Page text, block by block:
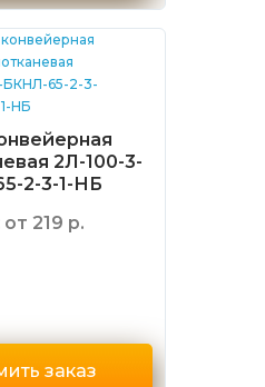
2Л-100-3-
2-3-1-НБ
от 219 р.
заказ